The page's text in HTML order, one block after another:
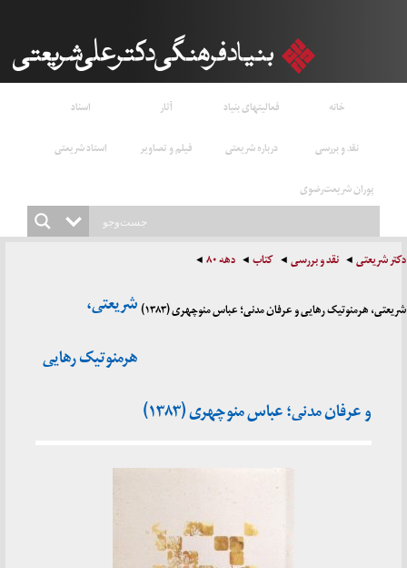
خانه فعالیتهای بنیاد آثار
اسناد
نقد و بررسی
درباره شریعتی فیلم و تصاویر
استاد شریعتی
پوران شریعت‌رضوی
دکتر شریعتی نقد و بررسی کتاب دهه ۸۰
شریعتی، هرمنوتیک رهایی و عرفان مدنی؛ عباس منوچهری (۱۳۸۳)
شریعتی،
هرمنوتیک رهایی
و عرفان مدنی؛ عباس منوچهری (۱۳۸۳)